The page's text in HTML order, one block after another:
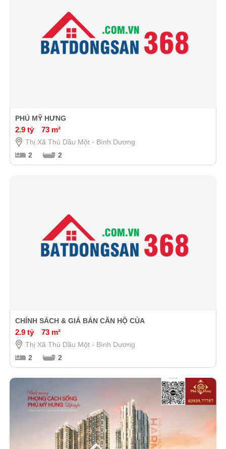
PHÚ MỸ HƯNG
2.9 tỷ 73 m²
Thị Xã Thủ Dầu Một - Bình Dương
2
2
CHÍNH SÁCH & GIÁ BÁN CĂN HỘ CỦA
2.9 tỷ 73 m²
Thị Xã Thủ Dầu Một - Bình Dương
2
2